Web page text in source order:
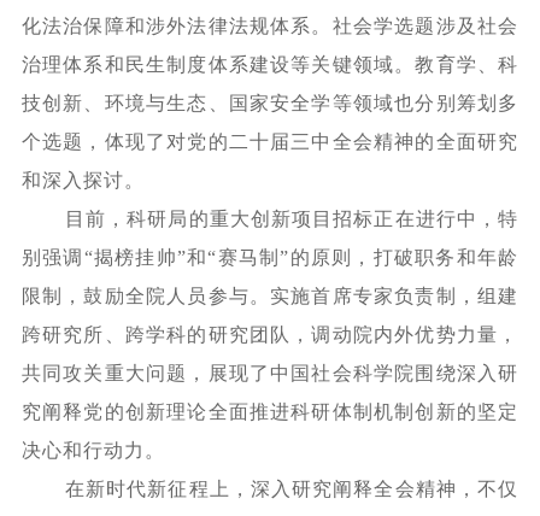
化法治保障和涉外法律法规体系。社会学选题涉及社会
治理体系和民生制度体系建设等关键领域。教育学、科
技创新、环境与生态、国家安全学等领域也分别筹划多
个选题，体现了对党的二十届三中全会精神的全面研究
和深入探讨。
目前，科研局的重大创新项目招标正在进行中，特
别强调 “揭榜挂帅”和“赛马制”的原则，打破职务和年龄
限制，鼓励全院人员参与。实施首席专家负责制，组建
跨研究所、跨学科的研究团队，调动院内外优势力量，
共同攻关重大问题，展现了中国社会科学院围绕深入研
究阐释党的创新理论全面推进科研体制机制创新的坚定
决心和行动力。
在新时代新征程上，深入研究阐释全会精神，不仅